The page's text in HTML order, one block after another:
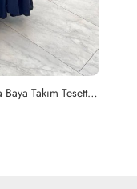
Petrol Seda Tasarım Takım Tesettür Giyim Petrol Mavisi